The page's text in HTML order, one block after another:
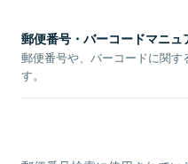
郵便番号・バーコードマニュ
郵便番号や、バーコードに関す
す。